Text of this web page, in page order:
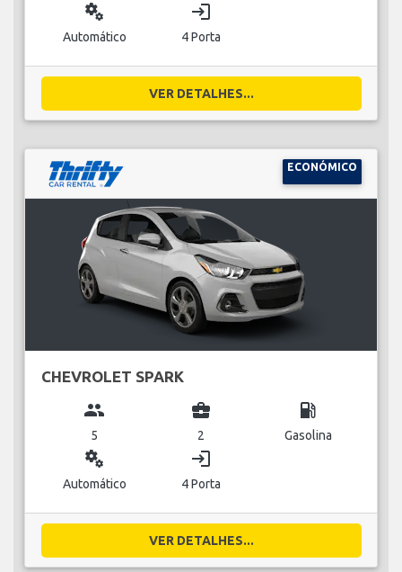
miscellaneous_services
Automático
login
4 Porta
VER DETALHES...
ECONÓMICO
CHEVROLET SPARK
group
5
business_center
2
local_gas_station
Gasolina
miscellaneous_services
Automático
login
4 Porta
VER DETALHES...